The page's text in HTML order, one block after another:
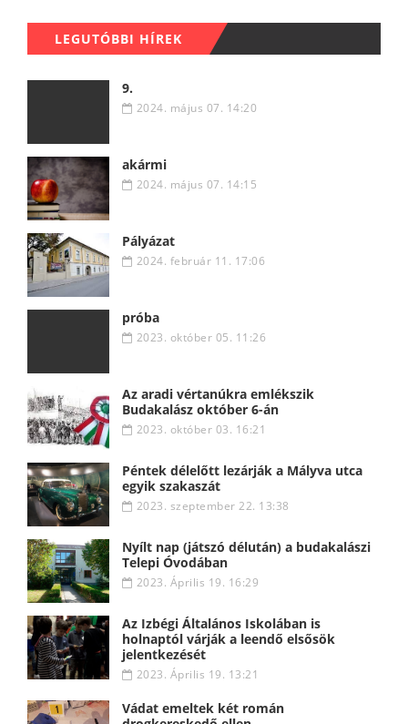
LEGUTÓBBI HÍREK
9.
2024. május 07. 14:20
akármi
2024. május 07. 14:15
Pályázat
2024. február 11. 17:06
próba
2023. október 05. 11:26
Az aradi vértanúkra emlékszik
Budakalász október 6-án
2023. október 03. 16:21
Péntek délelőtt lezárják a Mályva utca
egyik szakaszát
2023. szeptember 22. 13:38
Nyílt nap (játszó délután) a budakalászi
Telepi Óvodában
2023. Április 19. 16:29
Az Izbégi Általános Iskolában is
holnaptól várják a leendő elsősök
jelentkezését
2023. Április 19. 13:21
Vádat emeltek két román